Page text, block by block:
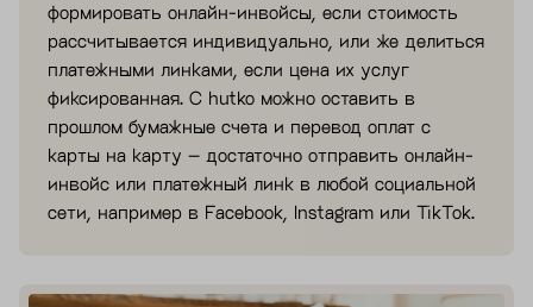
формировать онлайн-инвойсы, если стоимость
рассчитывается индивидуально, или же делиться
платежными линками, если цена их услуг
фиксированная. С hutko можно оставить в
прошлом бумажные счета и перевод оплат с
карты на карту – достаточно отправить онлайн-
инвойс или платежный линк в любой социальной
сети, например в Facebook, Instagram или TikTok.